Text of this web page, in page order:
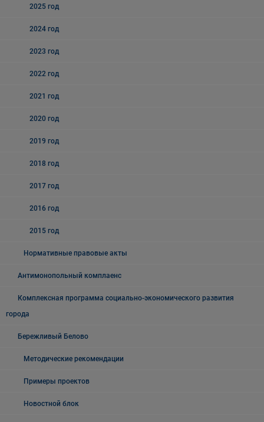
2025 год
2024 год
2023 год
2022 год
2021 год
2020 год
2019 год
2018 год
2017 год
2016 год
2015 год
Нормативные правовые акты
Антимонопольный комплаенс
Комплексная программа социально-экономического развития
города
Бережливый Белово
Методические рекомендации
Примеры проектов
Новостной блок